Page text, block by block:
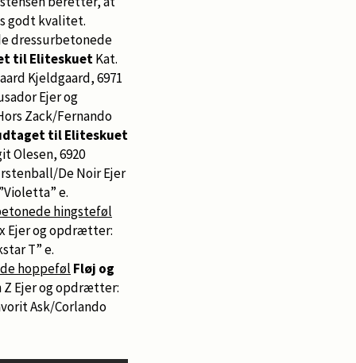
godt kvalitet.
dressurbetonede
til EliteskuetKat.
Kjeldgaard, 6971
Ejer og
Zack/Fernando
til Eliteskuet
Olesen, 6920
De Noir Ejer
e.
hingsteføl
Ejer og opdrætter:
T” e.
hoppeføl Fløj og
Z Ejer og opdrætter:
Ask/Corlando